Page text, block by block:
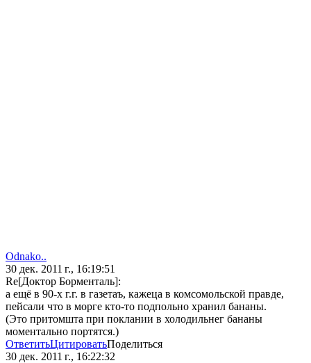
Odnako..
30 дек. 2011 г., 16:19:51
Re[Доктор Борменталь]:
а ещё в 90-х г.г. в газетаъ, кажеца в комсомольской правде,
пейсали что в морге кто-то подпольно хранил бананы.
(Это притомшта при поклании в холодильнег бананы
моментально портятся.)
ОтветитьЦитироватьПоделиться
30 дек. 2011 г., 16:22:32